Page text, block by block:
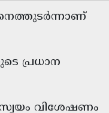
പ്രധാന
സ്വയം വിശേഷണം